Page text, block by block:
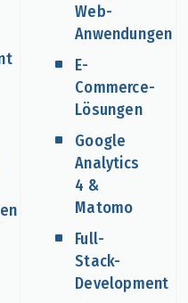
Web-
Anwendungen
E-
Commerce-
Lösungen
Google
Analytics
4 &
Matomo
Full-
Stack-
Development